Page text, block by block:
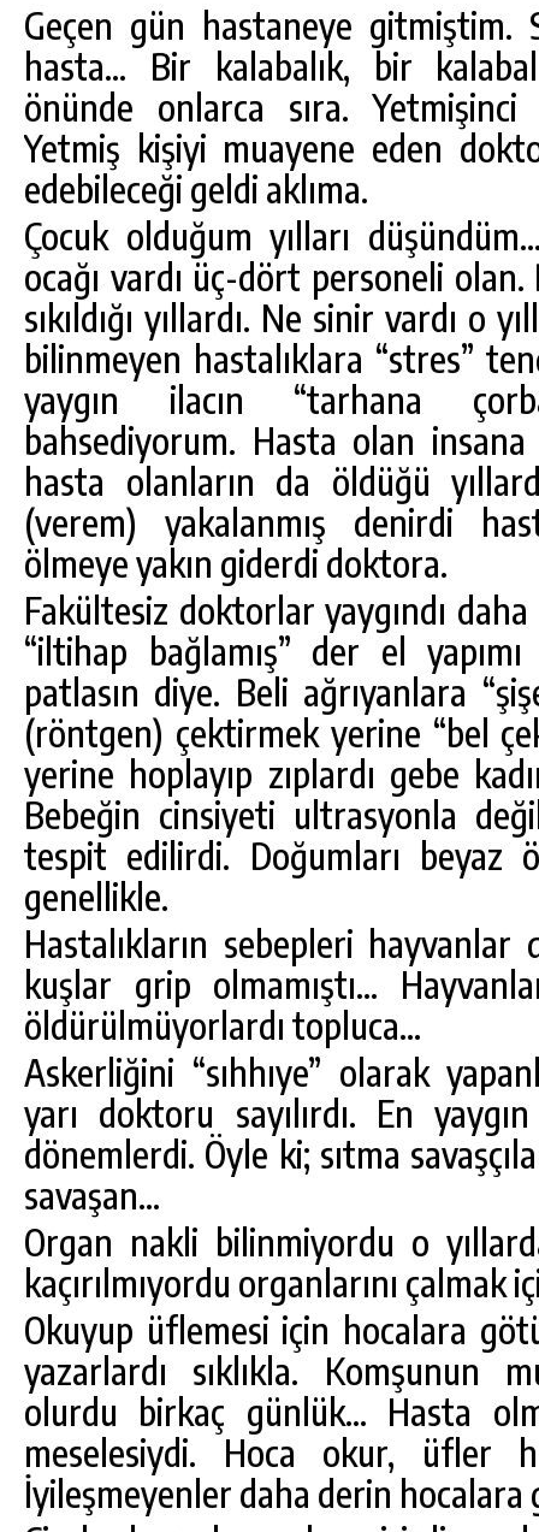
Geçen gün hastaneye gitmiştim.
hasta… Bir kalabalık, bir
önünde onlarca sıra. Yetmişinci
Yetmiş kişiyi muayene eden
edebileceği geldi aklıma.
Çocuk olduğum yılları
ocağı vardı üç-dört personeli
sıkıldığı yıllardı. Ne sinir vardı o
bilinmeyen hastalıklara “stres”
yaygın ilacın “tarhana
bahsediyorum. Hasta olan
hasta olanların da öldüğü
(verem) yakalanmış denirdi
ölmeye yakın giderdi doktora.
Fakültesiz doktorlar yaygındı
“iltihap bağlamış” der el
patlasın diye. Beli ağrıyanlara
(röntgen) çektirmek yerine “bel
yerine hoplayıp zıplardı gebe
Bebeğin cinsiyeti ultrasyonla
tespit edilirdi. Doğumları beyaz
genellikle.
Hastalıkların sebepleri
kuşlar grip olmamıştı…
öldürülmüyorlardı topluca…
Askerliğini “sıhhıye” olarak
yarı doktoru sayılırdı. En
dönemlerdi. Öyle ki; sıtma
savaşan…
Organ nakli bilinmiyordu o
kaçırılmıyordu organlarını çalmak
Okuyup üflemesi için hocalara
yazarlardı sıklıkla. Komşunun
olurdu birkaç günlük… Hasta
meselesiydi. Hoca okur, üfler
İyileşmeyenler daha derin